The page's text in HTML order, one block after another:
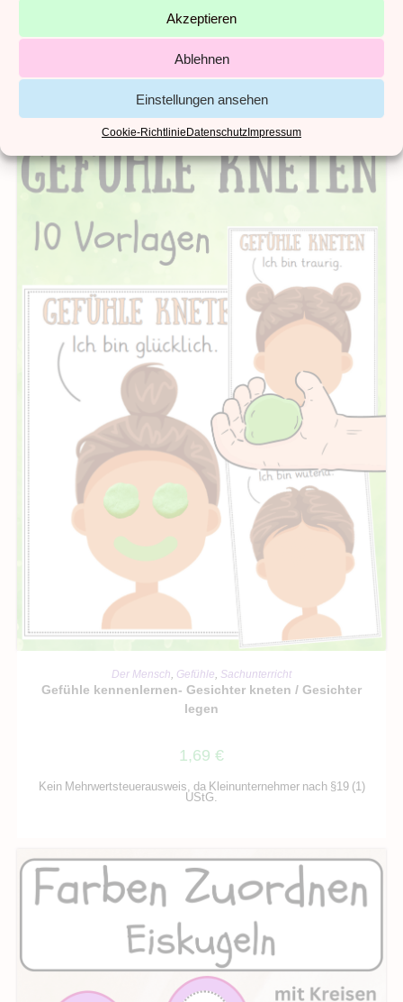
Akzeptieren
Ablehnen
Einstellungen ansehen
Cookie-RichtlinieDatenschutzImpressum
1,19€
Kein Mehrwertsteuerausweis, da Kleinunternehmer nach §19 (1)
UStG.
IN DEN WARENKORB
Der Mensch, Gefühle, Sachunterricht
Gefühle kennenlernen- Gesichter kneten / Gesichter
legen
1,69 €
Kein Mehrwertsteuerausweis, da Kleinunternehmer nach §19 (1)
UStG.